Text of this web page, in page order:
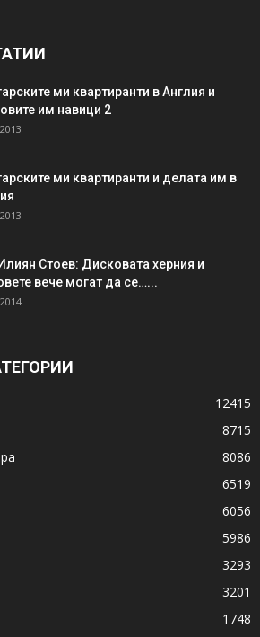
ми квартиранти в Англия и
им навици 2
ми квартиранти и делата им в
Стоев: Дисковата херния и
вече могат да се…...
12415
8715
8086
6519
6056
5986
3293
3201
1748